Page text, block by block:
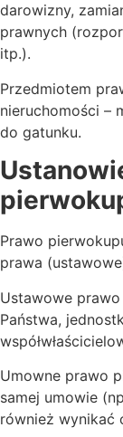
darowizny,
prawnych
itp.).
Przedmiotem
nieruchomości –
do gatunku.
Prawo
prawa
Ustawowe
Państwa,
Umowne prawo
samej umowie
również wynikać